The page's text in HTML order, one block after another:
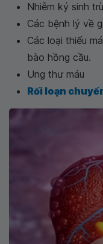
Nhiễm ký sinh
Các bệnh lý về
Các loại thiếu
bào hồng cầu.
Ung thư máu
Rối loạn